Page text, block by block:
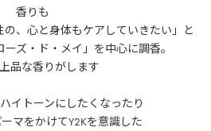
香りも
の、心と身体もケアしていきたい」と
ーズ・ド・メイ」 を中心に調香。
品な香りがします
イトーンにしたくなったり
マをかけてY2Kを意識した